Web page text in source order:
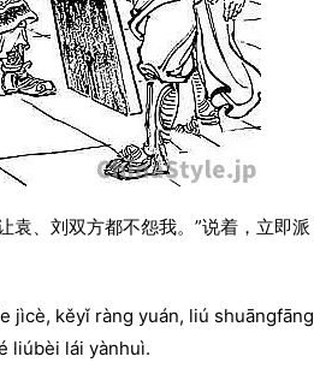
袁、刘双方都不怨我。”说着，立即派
jìcè, kěyǐ ràng yuán, liú shuāngfāng
liúbèi lái yànhuì.